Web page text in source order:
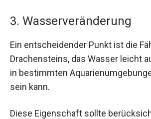
3. Wasserveränderung
Ein entscheidender Punkt ist die
Drachensteins, das Wasser leicht
in bestimmten
sein kann.
Diese Eigenschaft sollte